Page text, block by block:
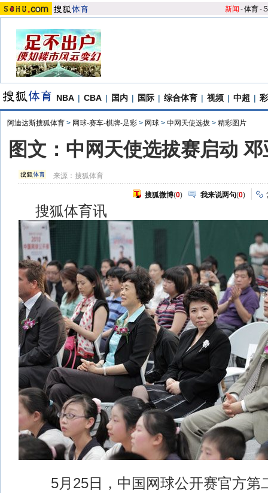
新闻 -体育-S
NBA | CBA | 国内 | 国际 | 综合体育 | 视频 | 中超 |
阿迪达斯搜狐体育 > 网球-赛车-棋牌-足彩 > 网球 > 中网天使选拔 > 精彩图片
图文：中网天使选拔赛启动
来源：搜狐体育
搜狐微博(0) 我来说两句(0)
搜狐体育讯
5月25日，中国网球公开赛官方第